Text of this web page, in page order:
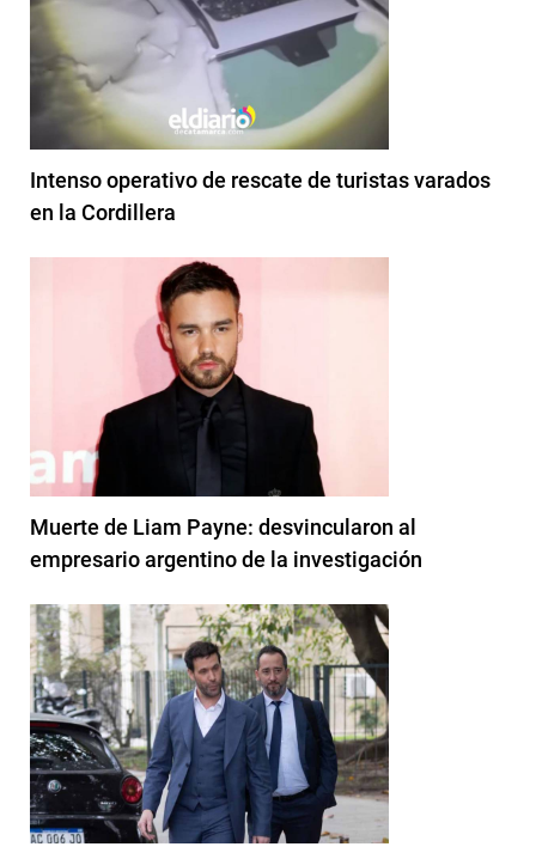
Intenso operativo de rescate de turistas varados
en la Cordillera
Muerte de Liam Payne: desvincularon al
empresario argentino de la investigación